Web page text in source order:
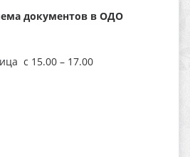
документов в ОДО
с 15.00 – 17.00